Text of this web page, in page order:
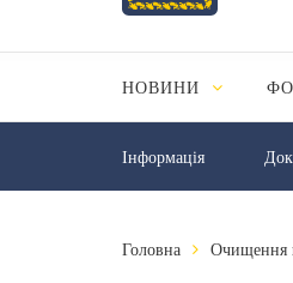
НОВИНИ
Інформація
Головна Очищення